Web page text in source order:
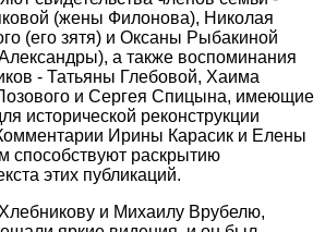
(жены Филонова), Николая
(его зятя) и Оксаны Рыбакиной
а также воспоминания
- Татьяны Глебовой, Хаима
и Сергея Спицына, имеющие
исторической реконструкции
Ирины Карасик и Елены
способствуют раскрытию
этих публикаций.
и Михаилу Врубелю,